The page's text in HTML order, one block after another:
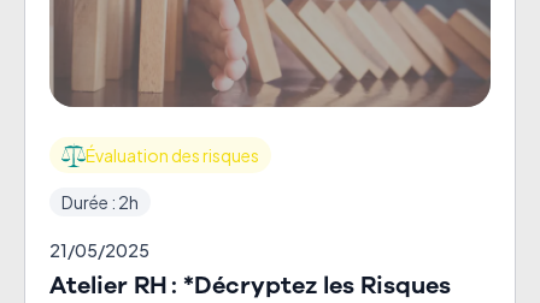
Évaluation des risques
Durée : 2h
21/05/2025
Atelier RH : *Décryptez les Risques